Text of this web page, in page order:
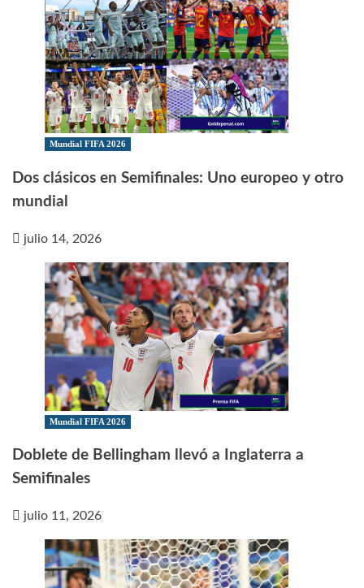
Mundial FIFA 2026
Dos clásicos en Semifinales: Uno europeo y otro
mundial
julio 14, 2026
Mundial FIFA 2026
Doblete de Bellingham llevó a Inglaterra a
Semifinales
julio 11, 2026